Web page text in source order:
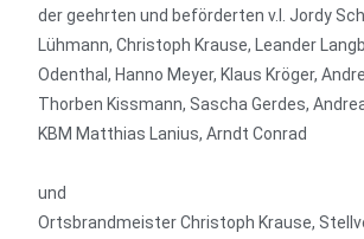
der geehrten und beförderten v.l. Jordy
Lühmann, Christoph Krause, Leander
Odenthal, Hanno Meyer, Klaus Kröger,
Thorben Kissmann, Sascha Gerdes,
KBM Matthias Lanius, Arndt Conrad
und
Ortsbrandmeister Christoph Krause,